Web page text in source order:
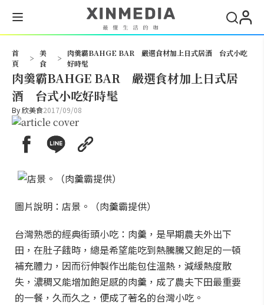
首
頁
>
美
食
>
肉羹霸BAHGE BAR 嚴選食材加上日式居酒 台式小吃
好時髦
肉羹霸BAHGE BAR 嚴選食材加上日式居
酒 台式小吃好時髦
By欣美食2017/09/08
圖片說明：店景。（肉羹霸提供）
台灣熟悉的經典街頭小吃：肉羹，是早期農夫外出下
田，在肚子餓時，總是希望能吃到熱騰騰又飽足的一頓
補充體力，因而衍伸製作出能包住溫熱，減緩熱度散
失，濃稠又能增加飽足感的肉羹，成了農夫下田最重要
的一餐，久而久之，便成了著名的台灣小吃。